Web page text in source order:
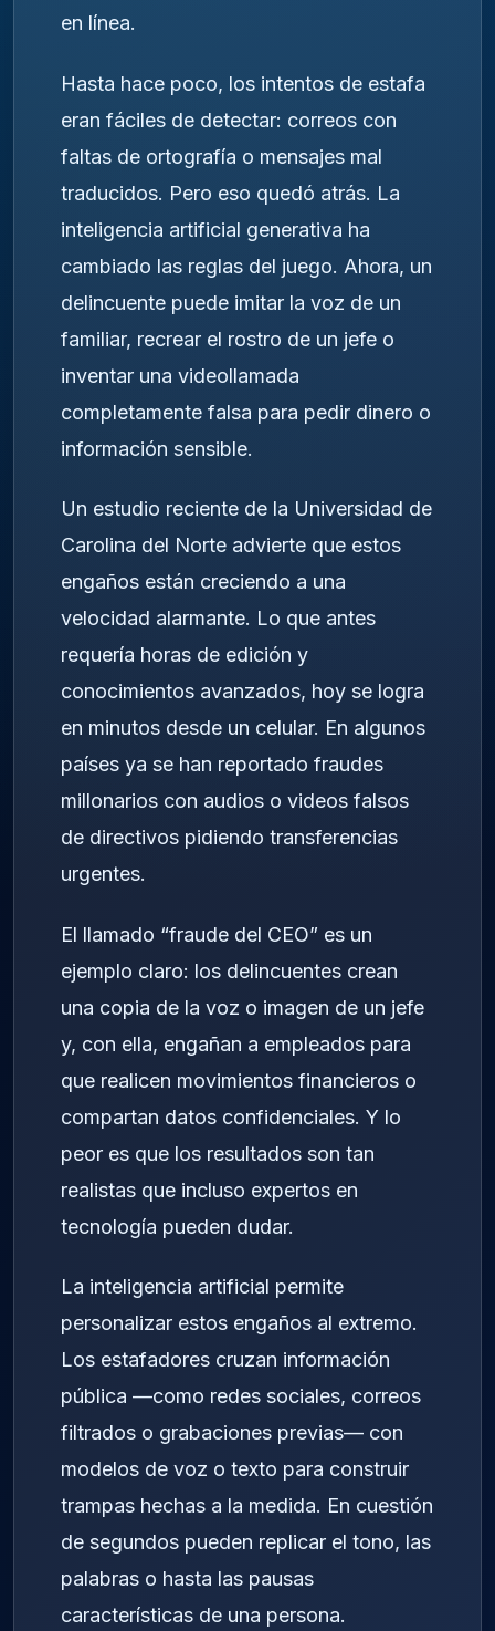
en línea.
Hasta hace poco, los intentos de estafa
eran fáciles de detectar: correos con
faltas de ortografía o mensajes mal
traducidos. Pero eso quedó atrás. La
inteligencia artificial generativa ha
cambiado las reglas del juego. Ahora, un
delincuente puede imitar la voz de un
familiar, recrear el rostro de un jefe o
inventar una videollamada
completamente falsa para pedir dinero o
información sensible.
Un estudio reciente de la Universidad de
Carolina del Norte advierte que estos
engaños están creciendo a una
velocidad alarmante. Lo que antes
requería horas de edición y
conocimientos avanzados, hoy se logra
en minutos desde un celular. En algunos
países ya se han reportado fraudes
millonarios con audios o videos falsos
de directivos pidiendo transferencias
urgentes.
El llamado “fraude del CEO” es un
ejemplo claro: los delincuentes crean
una copia de la voz o imagen de un jefe
y, con ella, engañan a empleados para
que realicen movimientos financieros o
compartan datos confidenciales. Y lo
peor es que los resultados son tan
realistas que incluso expertos en
tecnología pueden dudar.
La inteligencia artificial permite
personalizar estos engaños al extremo.
Los estafadores cruzan información
pública —como redes sociales, correos
filtrados o grabaciones previas— con
modelos de voz o texto para construir
trampas hechas a la medida. En cuestión
de segundos pueden replicar el tono, las
palabras o hasta las pausas
características de una persona.